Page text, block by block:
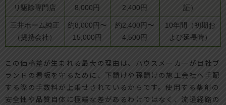
リ駆除専門店
8,000円
2,400円
証）
三井ホーム純正
（提携会社）
約8,000円〜
15,000円
約2,400円〜
4,500円
10年間（初期お
よび延長時）
この価格差が生まれる最大の理由は、ハウスメーカーが自社ブ
ランドの看板を守るために、下請けや孫請けの施工会社へ手配
する際の手数料が上乗せされているからです。使用する薬剤の
安全性や品質自体に極端な差があるわけではなく、流通経路の